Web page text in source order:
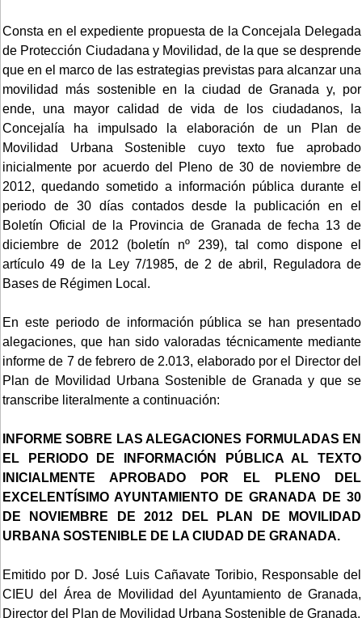
Consta en el expediente propuesta de la Concejala Delegada
de Protección Ciudadana y Movilidad, de la que se desprende
que en el marco de las estrategias previstas para alcanzar una
movilidad más sostenible en la ciudad de Granada y, por
ende, una mayor calidad de vida de los ciudadanos, la
Concejalía ha impulsado la elaboración de un Plan de
Movilidad Urbana Sostenible cuyo texto fue aprobado
inicialmente por acuerdo del Pleno de 30 de noviembre de
2012, quedando sometido a información pública durante el
periodo de 30 días contados desde la publicación en el
Boletín Oficial de la Provincia de Granada de fecha 13 de
diciembre de 2012 (boletín nº 239), tal como dispone el
artículo 49 de la Ley 7/1985, de 2 de abril, Reguladora de
Bases de Régimen Local.
En este periodo de información pública se han presentado
alegaciones, que han sido valoradas técnicamente mediante
informe de 7 de febrero de 2.013, elaborado por el Director del
Plan de Movilidad Urbana Sostenible de Granada y que se
transcribe literalmente a continuación:
INFORME SOBRE LAS ALEGACIONES FORMULADAS EN
EL PERIODO DE INFORMACIÓN PÚBLICA AL TEXTO
INICIALMENTE APROBADO POR EL PLENO DEL
EXCELENTÍSIMO AYUNTAMIENTO DE GRANADA DE 30
DE NOVIEMBRE DE 2012 DEL PLAN DE MOVILIDAD
URBANA SOSTENIBLE DE LA CIUDAD DE GRANADA.
Emitido por D. José Luis Cañavate Toribio, Responsable del
CIEU del Área de Movilidad del Ayuntamiento de Granada,
Director del Plan de Movilidad Urbana Sostenible de Granada.